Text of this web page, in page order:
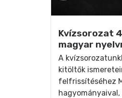
Kvízsorozat
magyar
A
kitöltők
felfrissítéséhez